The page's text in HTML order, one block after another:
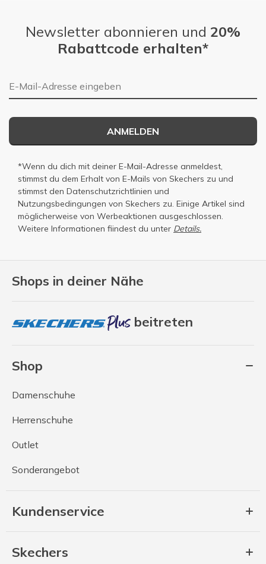
Shops in deiner Nähe
beitreten
Shop
Damenschuhe
Herrenschuhe
Outlet
Sonderangebot
Kundenservice
Skechers
Newsletter abonnieren und 20%
Rabattcode erhalten*
E-Mail-Adresse
ANMELDEN
*Wenn du dich mit deiner E-Mail-Adresse anmeldest,
stimmst du dem Erhalt von E-Mails von Skechers zu und
stimmst den Datenschutzrichtlinien und
Nutzungsbedingungen von Skechers zu. Einige Artikel sind
möglicherweise von Werbeaktionen ausgeschlossen.
Weitere Informationen fiindest du unter Details.